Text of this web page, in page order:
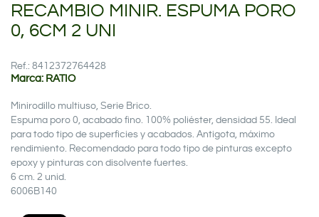
RECAMBIO MINIR. ESPUMA PORO
0, 6CM 2 UNI
Ref.: 8412372764428
Marca: RATIO
Minirodillo multiuso, Serie Brico.
Espuma poro 0, acabado fino. 100% poliéster, densidad 55. Ideal
para todo tipo de superficies y acabados. Antigota, máximo
rendimiento. Recomendado para todo tipo de pinturas excepto
epoxy y pinturas con disolvente fuertes.
6 cm. 2 unid.
6006B140